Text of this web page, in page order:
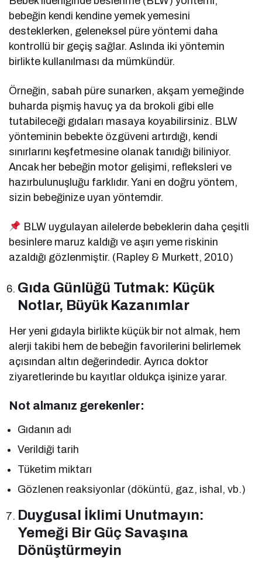
bebeğin kendi kendine yemek yemesini
desteklerken, geleneksel püre yöntemi daha
kontrollü bir geçiş sağlar. Aslında iki yöntemin
birlikte kullanılması da mümkündür.
Örneğin, sabah püre sunarken, akşam yemeğinde
buharda pişmiş havuç ya da brokoli gibi elle
tutabileceği gıdaları masaya koyabilirsiniz. BLW
yönteminin bebekte özgüveni artırdığı, kendi
sınırlarını keşfetmesine olanak tanıdığı biliniyor.
Ancak her bebeğin motor gelişimi, refleksleri ve
hazırbulunuşluğu farklıdır. Yani en doğru yöntem,
sizin bebeğinize uyan yöntemdir.
BLW uygulayan ailelerde bebeklerin daha çeşitli
besinlere maruz kaldığı ve aşırı yeme riskinin
azaldığı gözlenmiştir. (Rapley & Murkett, 2010)
Gıda Günlüğü Tutmak: Küçük
Notlar, Büyük Kazanımlar
Her yeni gıdayla birlikte küçük bir not almak, hem
alerji takibi hem de bebeğin favorilerini belirlemek
açısından altın değerindedir. Ayrıca doktor
ziyaretlerinde bu kayıtlar oldukça işinize yarar.
Not almanız gerekenler:
Gıdanın adı
Verildiği tarih
Tüketim miktarı
Gözlenen reaksiyonlar (döküntü, gaz, ishal, vb.)
Duygusal İklimi Unutmayın:
Yemeği Bir Güç Savaşına
Dönüştürmeyin